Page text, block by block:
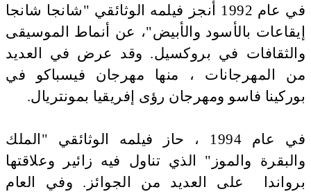
في عام 1992 أنجز فيلمه الوثائقي "شانجا شانجا
إيقاعات بالأسود والأبيض"، عن أنماط الموسيقى
والثقافات في بروكسيل. وقد عرض في العديد
من المهرجانات ، منها مهرجان فيسباكو في
بوركينا فاسو ومهرجان رؤى إفريقيا بمونتريال.
في عام 1994 ، حاز فيلمه الوثائقي "الملك
والبقرة والموز" الذي تناول فيه زائير وعلاقتها
برواندا على العديد من الجوائز. وفي العام